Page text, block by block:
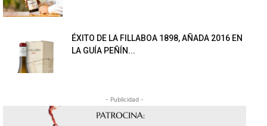
ÉXITO DE LA FILLABOA 1898, AÑADA 2016 EN
LA GUÍA PEÑÍN...
- Publicidad -